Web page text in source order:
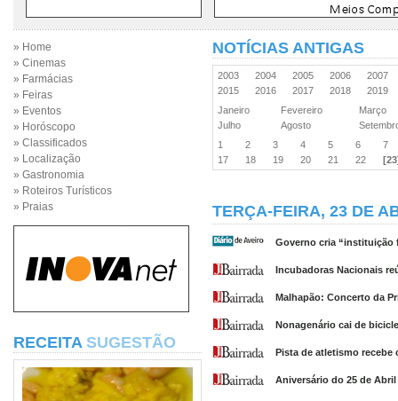
» Home
» Cinemas
» Farmácias
» Feiras
» Eventos
» Horóscopo
» Classificados
» Localização
» Gastronomia
» Roteiros Turísticos
» Praias
RECEITA SUGESTÃO
NOTÍCIAS ANTIGAS
2003 2004 2005 2006
2007
2015
2016 2017 2018
2019
Janeiro
Fevereiro
Março
Julho
Agosto
1
2 3 4 5 6
7
17
18 19 20 21 22
TERÇA-FEIRA, 23 DE
Governo cria “instituição
Incubadoras Nacionais
Malhapão: Concerto da
Nonagenário cai de
Pista de atletismo recebe
Aniversário do 25 de Abril